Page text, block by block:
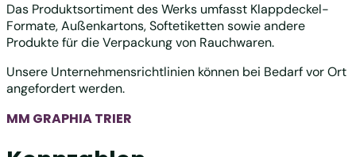
Das Produktsortiment des Werks umfasst Klappdeckel-
Formate, Außenkartons, Softetiketten sowie andere
Produkte für die Verpackung von Rauchwaren.
Unsere Unternehmensrichtlinien können bei Bedarf vor Ort
angefordert werden.
MM GRAPHIA TRIER